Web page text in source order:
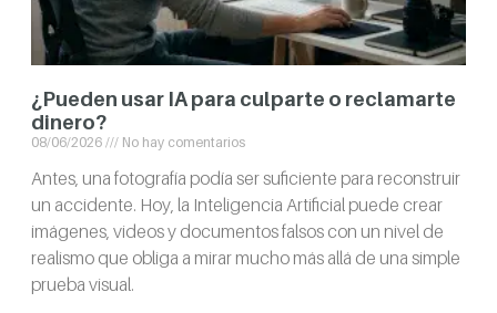
¿Pueden usar IA para culparte o reclamarte
dinero?
08/06/2026 No hay comentarios
Antes, una fotografía podía ser suficiente para reconstruir
un accidente. Hoy, la Inteligencia Artificial puede crear
imágenes, videos y documentos falsos con un nivel de
realismo que obliga a mirar mucho más allá de una simple
prueba visual.